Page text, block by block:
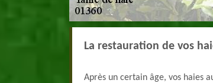
La restauration de vos
Après un certain âge, vos haies